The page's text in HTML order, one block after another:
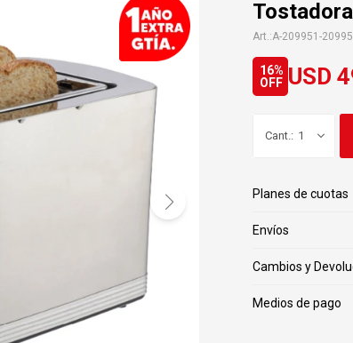
A-209951-
USD
16
1
Planes de cuotas
Envíos
Cambios y
Medios de pago